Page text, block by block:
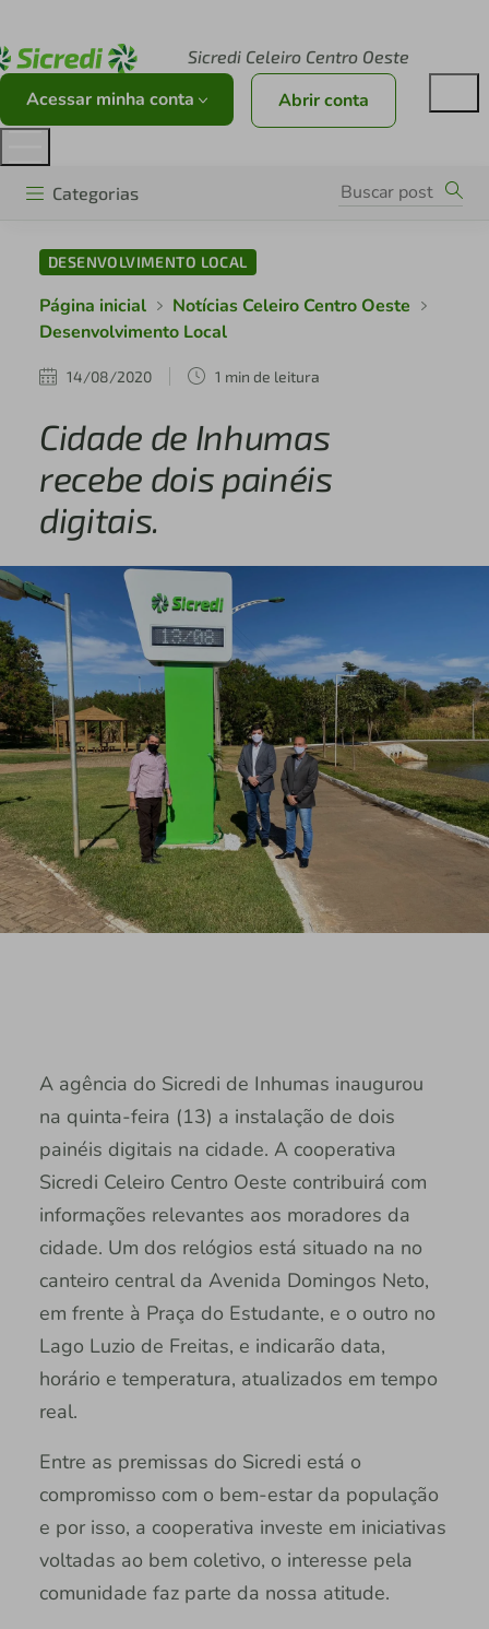
Sicredi Celeiro Centro Oeste
Acessar minha conta Abrir conta
Categorias
DESENVOLVIMENTO LOCAL
Página inicial
Notícias Celeiro Centro Oeste
Desenvolvimento Local
14/08/2020 1 min de leitura
Cidade de Inhumas
recebe dois painéis
digitais.
A agência do Sicredi de Inhumas inaugurou
na quinta-feira (13) a instalação de dois
painéis digitais na cidade. A cooperativa
Sicredi Celeiro Centro Oeste contribuirá com
informações relevantes aos moradores da
cidade. Um dos relógios está situado na no
canteiro central da Avenida Domingos Neto,
em frente à Praça do Estudante, e o outro no
Lago Luzio de Freitas, e indicarão data,
horário e temperatura, atualizados em tempo
real.
Entre as premissas do Sicredi está o
compromisso com o bem-estar da população
e por isso, a cooperativa investe em iniciativas
voltadas ao bem coletivo, o interesse pela
comunidade faz parte da nossa atitude.